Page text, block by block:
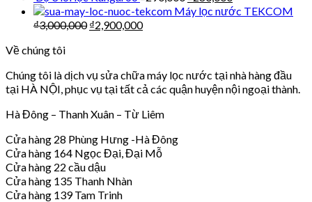
Máy lọc nước TEKCOM
₫3,000,000 ₫2,900,000
Về chúng tôi
Chúng tôi là dịch vụ sửa chữa máy lọc nước tại nhà hàng đầu
tại HÀ NỘI, phục vụ tại tất cả các quận huyện nội ngoại thành.
Hà Đông – Thanh Xuân – Từ Liêm
Cửa hàng 28 Phùng Hưng -Hà Đông
Cửa hàng 164 Ngọc Đại, Đại Mỗ
Cửa hàng 22 cầu dậu
Cửa hàng 135 Thanh Nhàn
Cửa hàng 139 Tam Trinh